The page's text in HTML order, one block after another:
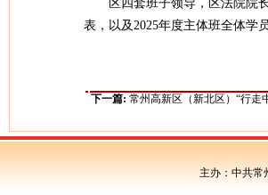
区四套班子领导，区法院院
表，以及2025年度主体班全体学
下一篇: 常州高新区（新北区）“行走
主办：中共